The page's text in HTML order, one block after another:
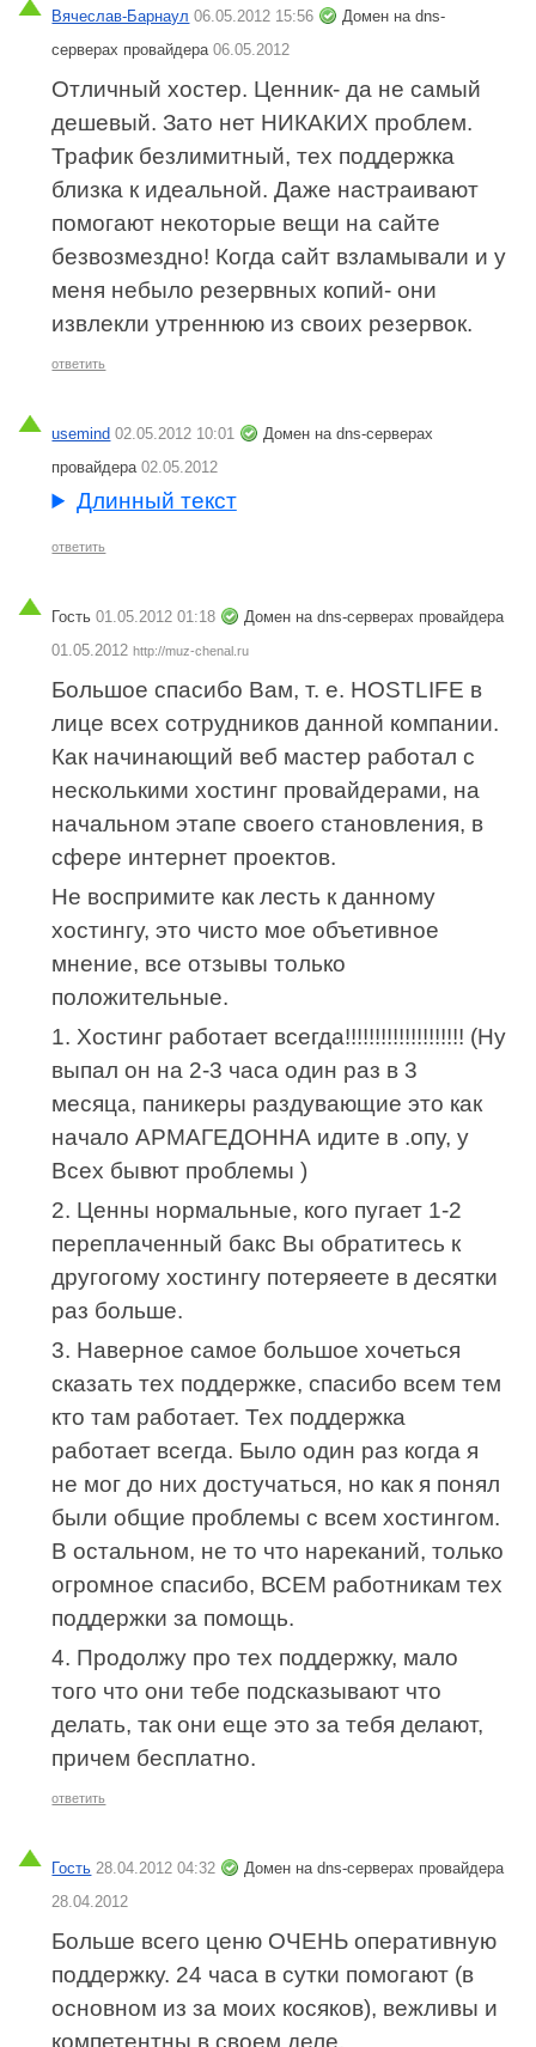
Вячеслав-Барнаул 06.05.2012 15:56
Домен на dns-
серверах провайдера06.05.2012
Отличный хостер. Ценник- да не самый
дешевый. Зато нет НИКАКИХ проблем.
Трафик безлимитный, тех поддержка
близка к идеальной. Даже настраивают
помогают некоторые вещи на сайте
безвозмездно! Когда сайт взламывали и у
меня небыло резервных копий- они
извлекли утреннюю из своих резервок.
ответить
usemind 02.05.2012 10:01
Домен на dns-серверах
провайдера02.05.2012
Длинный текст
ответить
Гость 01.05.2012 01:18
Домен на dns-серверах провайдера
01.05.2012 http://muz-chenal.ru
Большое спасибо Вам, т. е. HOSTLIFE в
лице всех сотрудников данной компании.
Как начинающий веб мастер работал с
несколькими хостинг провайдерами, на
начальном этапе своего становления, в
сфере интернет проектов.
Не воспримите как лесть к данному
хостингу, это чисто мое объетивное
мнение, все отзывы только
положительные.
1. Хостинг работает всегда!!!!!!!!!!!!!!!!!!!! (Ну
выпал он на 2-3 часа один раз в 3
месяца, паникеры раздувающие это как
начало АРМАГЕДОННА идите в .опу, у
Всех бывют проблемы )
2. Ценны нормальные, кого пугает 1-2
переплаченный бакс Вы обратитесь к
другогому хостингу потеряеете в десятки
раз больше.
3. Наверное самое большое хочеться
сказать тех поддержке, спасибо всем тем
кто там работает. Тех поддержка
работает всегда. Было один раз когда я
не мог до них достучаться, но как я понял
были общие проблемы с всем хостингом.
В остальном, не то что нареканий, только
огромное спасибо, ВСЕМ работникам тех
поддержки за помощь.
4. Продолжу про тех поддержку, мало
того что они тебе подсказывают что
делать, так они еще это за тебя делают,
причем бесплатно.
ответить
Гость 28.04.2012 04:32
Домен на dns-серверах провайдера
28.04.2012
Больше всего ценю ОЧЕНЬ оперативную
поддержку. 24 часа в сутки помогают (в
основном из за моих косяков), вежливы и
компетентны в своем деле.